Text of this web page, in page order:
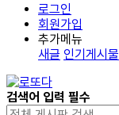
로그인
회원가입
추가메뉴
새글 인기게시물
검색어 입력 필수